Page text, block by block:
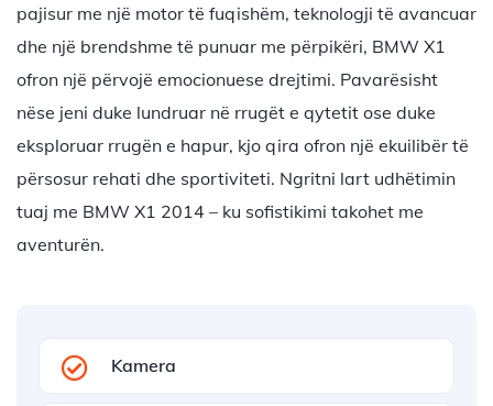
pajisur me një motor të fuqishëm, teknologji të avancuar
dhe një brendshme të punuar me përpikëri, BMW X1
ofron një përvojë emocionuese drejtimi. Pavarësisht
nëse jeni duke lundruar në rrugët e qytetit ose duke
eksploruar rrugën e hapur, kjo qira ofron një ekuilibër të
përsosur rehati dhe sportiviteti. Ngritni lart udhëtimin
tuaj me BMW X1 2014 – ku sofistikimi takohet me
aventurën.
Kamera